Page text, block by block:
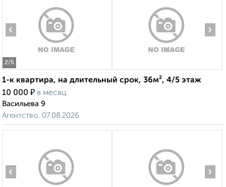
2/5
‹ ›
1-к квартира, на длительный срок, 36м², 4/5 этаж
10 000 ₽ в месяц
Васильева 9
Агентство, 07.08.2026
‹ ›